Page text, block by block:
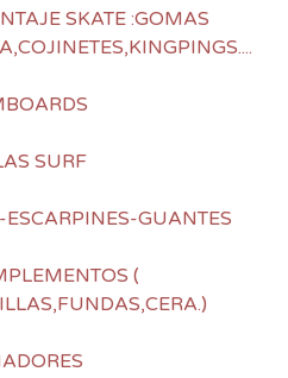
SKATE :GOMAS
SURF
GUANTES
(